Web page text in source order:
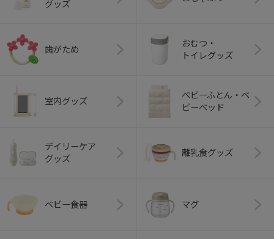
グッズ
歯がため
おむつ・
トイレグッズ
室内グッズ
ベビーふとん・ベ
ビーベッド
デイリーケア
グッズ
離乳食グッズ
ベビー食器 マグ